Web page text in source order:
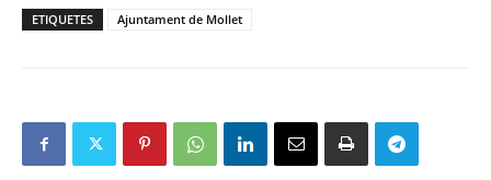
ETIQUETES Ajuntament de Mollet